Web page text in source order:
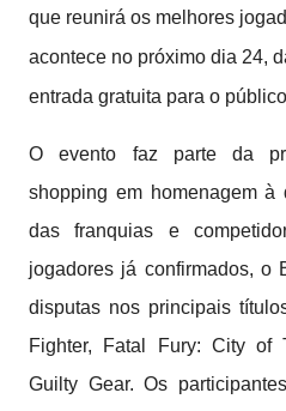
que reunirá os melhores
acontece no próximo dia 24,
entrada gratuita para o
O evento faz parte da
shopping em homenagem
das franquias e
jogadores já confirmados, o
disputas nos principais
Fighter, Fatal Fury: City of
Guilty Gear. Os